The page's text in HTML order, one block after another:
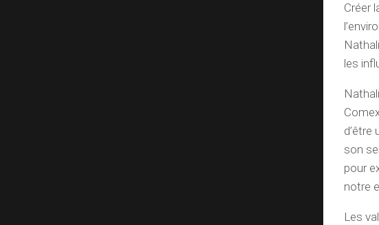
Créer
les
son
pour
notre
Les